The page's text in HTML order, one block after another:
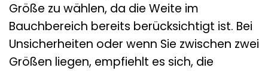
Größe zu wählen, da die Weite im
Bauchbereich bereits berücksichtigt ist. Bei
Unsicherheiten oder wenn Sie zwischen zwei
Größen liegen, empfiehlt es sich, die